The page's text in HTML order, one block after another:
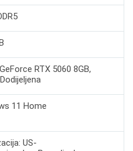
RTX 5060 8GB,
11 Home
US-